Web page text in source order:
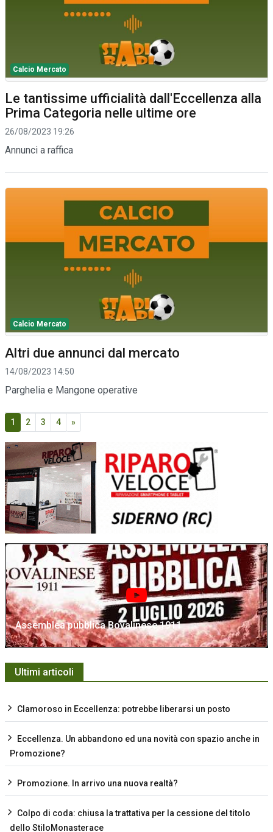
Calcio Mercato
Le tantissime ufficialità dall'Eccellenza alla
Prima Categoria nelle ultime ore
26/08/2023 19:26
Annunci a raffica
Calcio Mercato
Altri due annunci dal mercato
14/08/2023 14:50
Parghelia e Mangone operative
1 2 3 4 »
Assemblea pubblica Bovalinese 1911
Ultimi articoli
Clamoroso in Eccellenza: potrebbe liberarsi un posto
Eccellenza. Un abbandono ed una novità con spazio anche in
Promozione?
Promozione. In arrivo una nuova realtà?
Colpo di coda: chiusa la trattativa per la cessione del titolo
dello StiloMonasterace